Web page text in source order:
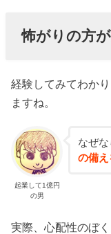
怖がりの方
経験してみてわか
ますね。
起業して1億円
の男
なぜな
の備
実際、心配性のぼ